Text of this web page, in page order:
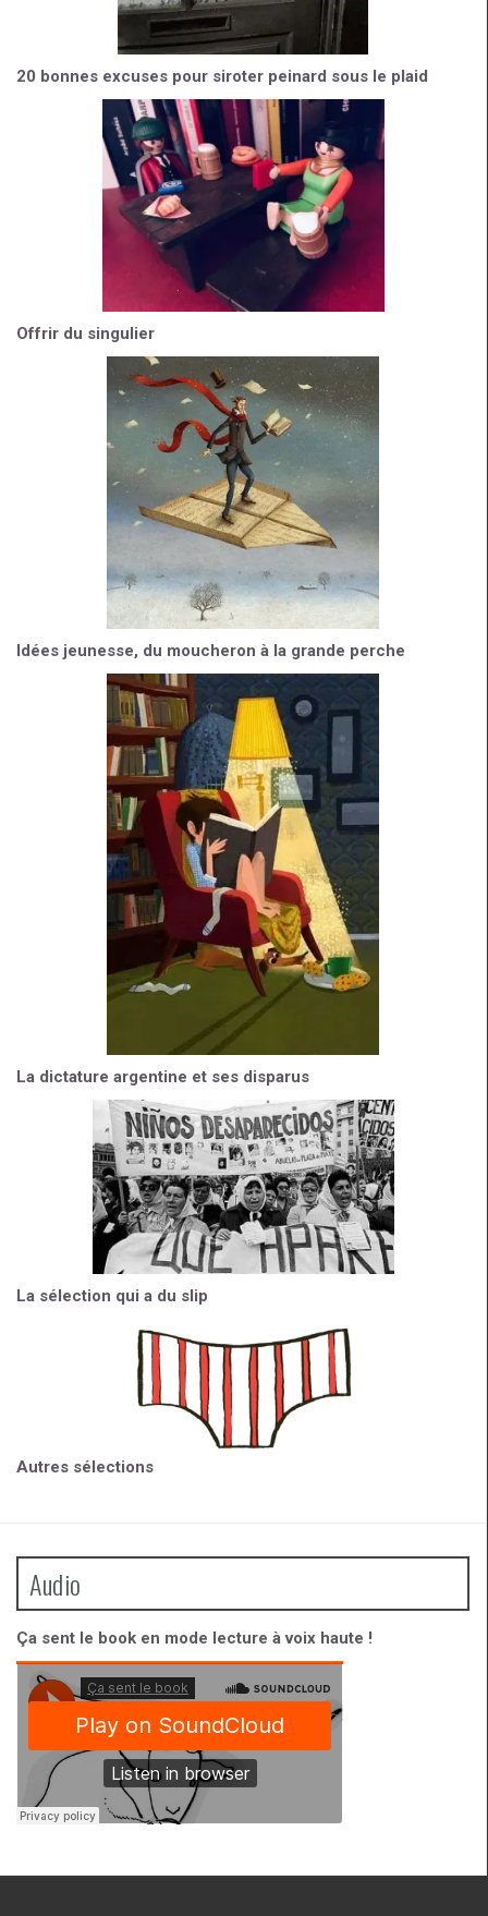
20 bonnes excuses pour siroter peinard sous le plaid
Offrir du singulier
Idées jeunesse, du moucheron à la grande perche
La dictature argentine et ses disparus
La sélection qui a du slip
Autres sélections
Audio
Ça sent le book en mode lecture à voix haute !